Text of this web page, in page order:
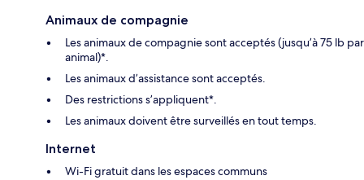
Animaux de compagnie
Les animaux de compagnie sont acceptés (jusqu’à 75 lb par
animal)*.
Les animaux d’assistance sont acceptés.
Des restrictions s’appliquent*.
Les animaux doivent être surveillés en tout temps.
Internet
Wi-Fi gratuit dans les espaces communs